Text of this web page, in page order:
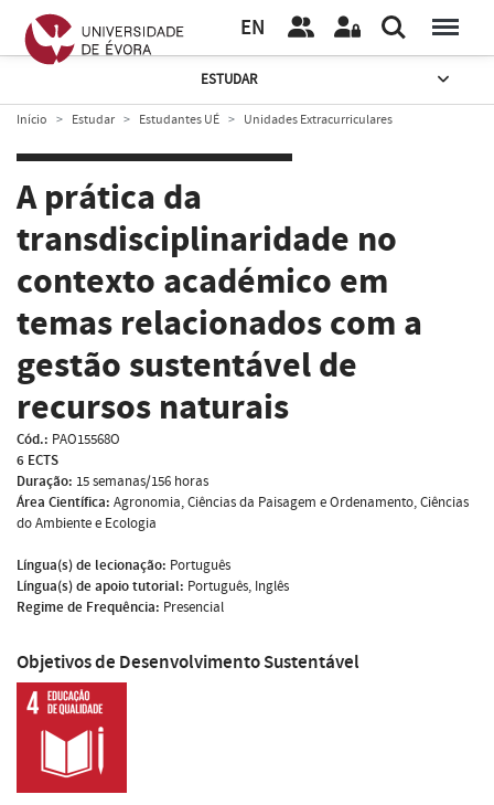
EN
ESTUDAR
Início Estudar Estudantes UÉ Unidades Extracurriculares
A prática da
transdisciplinaridade no
contexto académico em
temas relacionados com a
gestão sustentável de
recursos naturais
Cód.: PAO15568O
6 ECTS
Duração: 15 semanas/156 horas
Área Científica: Agronomia, Ciências da Paisagem e Ordenamento, Ciências
do Ambiente e Ecologia
Língua(s) de lecionação: Português
Língua(s) de apoio tutorial: Português, Inglês
Regime de Frequência: Presencial
Objetivos de Desenvolvimento Sustentável